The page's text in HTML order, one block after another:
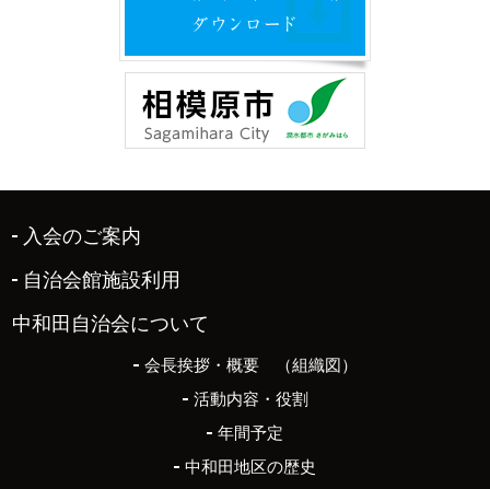
入会のご案内
自治会館施設利用
中和田自治会について
会長挨拶・概要 （組織図）
活動内容・役割
年間予定
中和田地区の歴史